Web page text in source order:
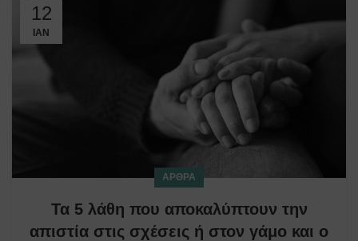
12
ΙΑΝ
ΆΡΘΡΑ
Τα 5 λάθη που αποκαλύπτουν την
απιστία στις σχέσεις ή στον γάμο και ο